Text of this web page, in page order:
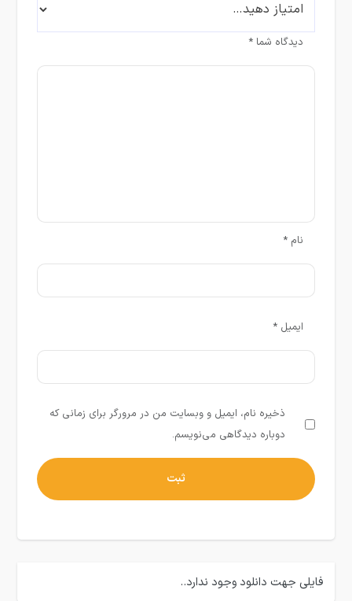
دیدگاه شما*
نام*
ایمیل*
ذخیره نام، ایمیل و وبسایت من در مرورگر برای زمانی که
دوباره دیدگاهی می‌نویسم.
فایلی جهت دانلود وجود ندارد..